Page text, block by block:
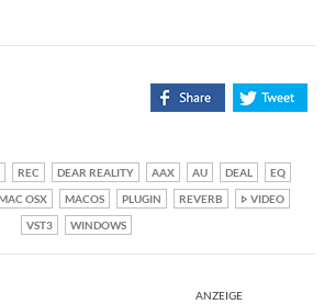
REC DEAR REALITY AAX AU DEAL
EQ
OSX MACOS PLUGIN REVERB
VIDEO
VST3
WINDOWS
ANZEIGE